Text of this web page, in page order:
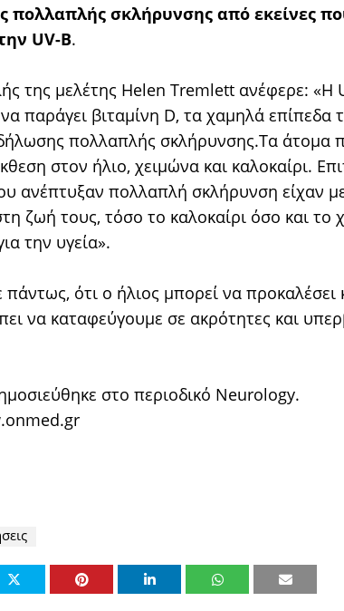
πολλαπλής σκλήρυνσης από εκείνες
UV-B.
της μελέτης Helen Tremlett ανέφερε: «H
παράγει βιταμίνη D, τα χαμηλά επίπεδα
πολλαπλής σκλήρυνσης.Τα άτομα
στον ήλιο, χειμώνα και καλοκαίρι.
ανέπτυξαν πολλαπλή σκλήρυνση είχαν
ζωή τους, τόσο το καλοκαίρι όσο και το
την υγεία».
πάντως, ότι ο ήλιος μπορεί να προκαλέσει
να καταφεύγουμε σε ακρότητες και
στο περιοδικό Neurology.